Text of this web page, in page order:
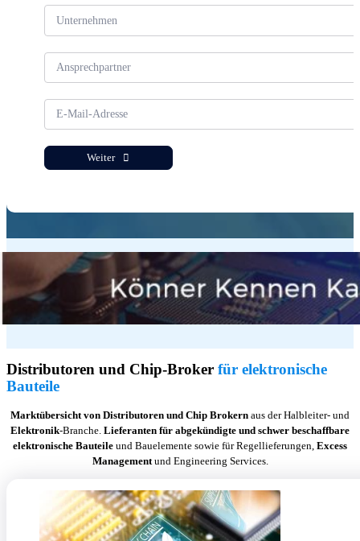
Weiter
Distributoren und Chip-Broker für elektronische
Bauteile
Marktübersicht von Distributoren und Chip Brokern aus der Halbleiter- und
Elektronik-Branche. Lieferanten für abgekündigte und schwer beschaffbare
elektronische Bauteile und Bauelemente sowie für Regellieferungen, Excess
Managementund Engineering Services.